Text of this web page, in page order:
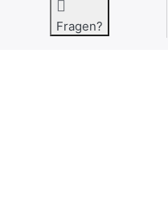
Fragen?